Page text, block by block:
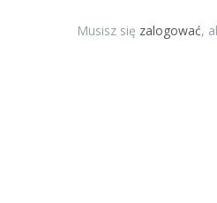
Musisz się zalogować,